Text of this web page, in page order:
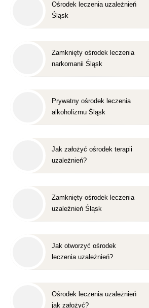
Ośrodek leczenia uzależnień
Śląsk
Zamknięty ośrodek leczenia
narkomanii Śląsk
Prywatny ośrodek leczenia
alkoholizmu Śląsk
Jak założyć ośrodek terapii
uzależnień?
Zamknięty ośrodek leczenia
uzależnień Śląsk
Jak otworzyć ośrodek
leczenia uzależnień?
Ośrodek leczenia uzależnień
jak założyć?